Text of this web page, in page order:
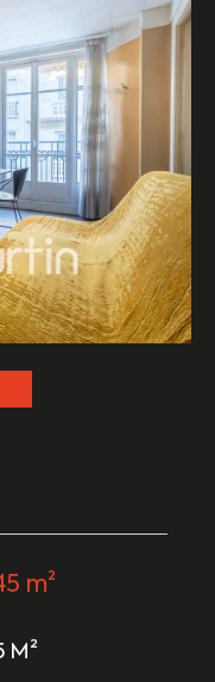
m²
M²